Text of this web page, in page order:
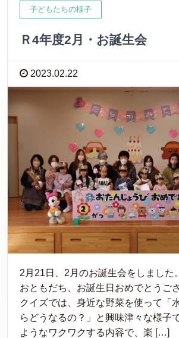
子どもたちの様子
Ｒ4年度2月・お誕生会
2023.02.22
2月21日、2月のお誕生会をしました
おともだち、お誕生日おめでとうご
クイズでは、身近な野菜を使って「
らどうなるの？」と興味津々な様子
ようなワクワクする内容で、楽 […]